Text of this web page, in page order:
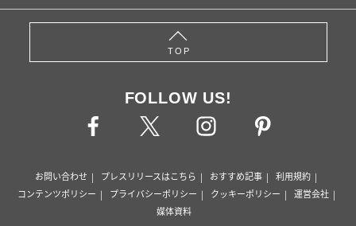
TOP
FOLLOW US!
お問い合わせ プレスリリースはこちら おすすめ記事
利用規約
コンテンツポリシー
プライバシーポリシー クッキーポリシー
運営会社
媒体資料